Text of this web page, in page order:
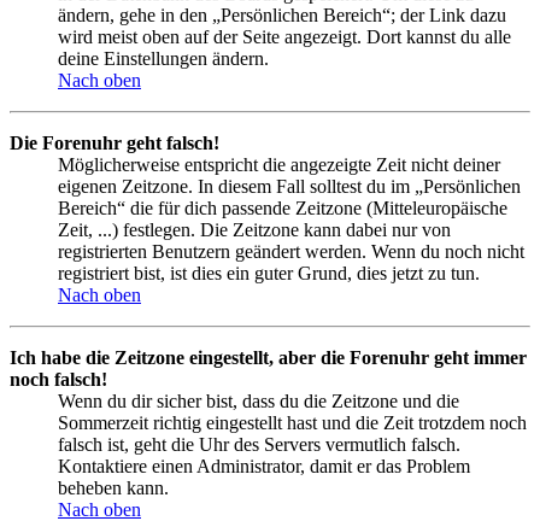
ändern, gehe in den „Persönlichen Bereich“; der Link dazu
wird meist oben auf der Seite angezeigt. Dort kannst du alle
deine Einstellungen ändern.
Nach oben
Die Forenuhr geht falsch!
Möglicherweise entspricht die angezeigte Zeit nicht deiner
eigenen Zeitzone. In diesem Fall solltest du im „Persönlichen
Bereich“ die für dich passende Zeitzone (Mitteleuropäische
Zeit, ...) festlegen. Die Zeitzone kann dabei nur von
registrierten Benutzern geändert werden. Wenn du noch nicht
registriert bist, ist dies ein guter Grund, dies jetzt zu tun.
Nach oben
Ich habe die Zeitzone eingestellt, aber die Forenuhr geht immer
noch falsch!
Wenn du dir sicher bist, dass du die Zeitzone und die
Sommerzeit richtig eingestellt hast und die Zeit trotzdem noch
falsch ist, geht die Uhr des Servers vermutlich falsch.
Kontaktiere einen Administrator, damit er das Problem
beheben kann.
Nach oben